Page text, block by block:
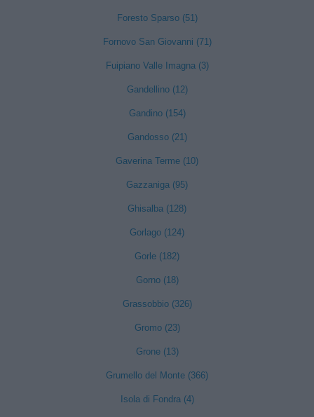
Foresto Sparso (51)
Fornovo San Giovanni (71)
Fuipiano Valle Imagna (3)
Gandellino (12)
Gandino (154)
Gandosso (21)
Gaverina Terme (10)
Gazzaniga (95)
Ghisalba (128)
Gorlago (124)
Gorle (182)
Gorno (18)
Grassobbio (326)
Gromo (23)
Grone (13)
Grumello del Monte (366)
Isola di Fondra (4)